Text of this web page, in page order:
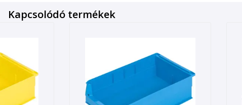
Kapcsolódó termékek